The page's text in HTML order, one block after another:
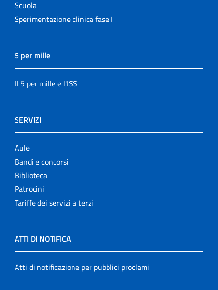
Scuola
Sperimentazione clinica fase I
5 per mille
Il 5 per mille e l'ISS
SERVIZI
Aule
Bandi e concorsi
Biblioteca
Patrocini
Tariffe dei servizi a terzi
ATTI DI NOTIFICA
Atti di notificazione per pubblici proclami